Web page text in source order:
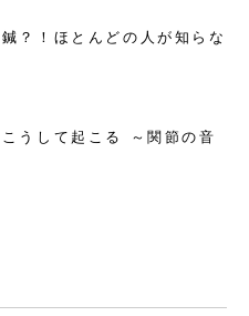
？！ほとんどの人が知らな
うして起こる ～関節の音